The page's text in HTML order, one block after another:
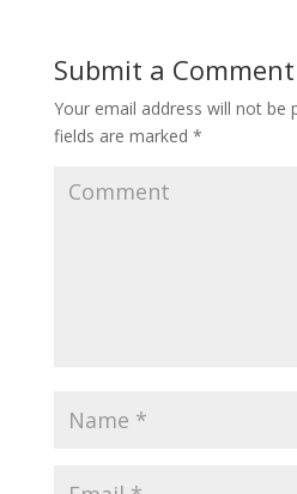
Submit a Comment
Your email address will not be
fields are marked *